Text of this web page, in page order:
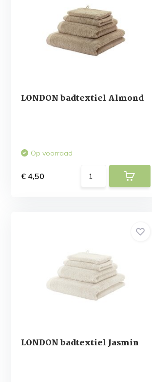
LONDON badtextiel Almond
Op voorraad
€ 4,50
LONDON badtextiel Jasmin